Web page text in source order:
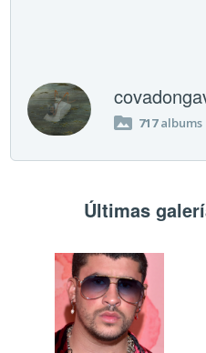
717albums
Últimas